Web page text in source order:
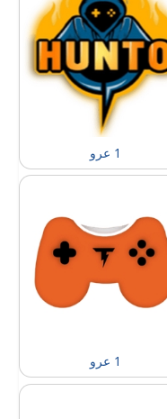
1 عرو
1 عرو